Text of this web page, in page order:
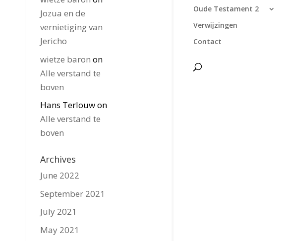
Oude Testament 2
Verwijzingen
Contact
Jozua en de
vernietiging van
Jericho
wietze baron on
Alle verstand te
boven
Hans Terlouwon
Alle verstand te
boven
Archives
June 2022
September 2021
July 2021
May 2021